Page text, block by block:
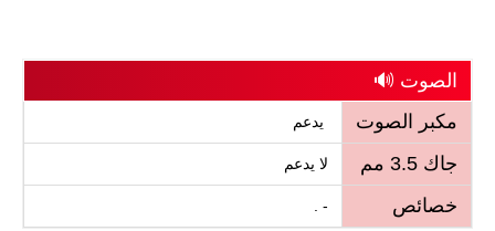
الصوت 🔊
مكبر الصوت
يدعم
جاك 3.5 مم لا يدعم
خصائص - .